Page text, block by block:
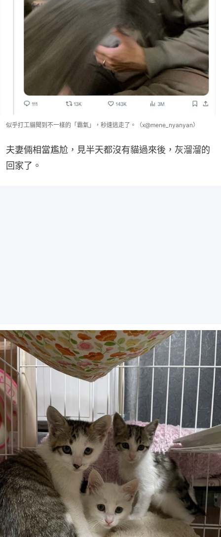
似乎打工貓聞到不一樣的「霸氣」，秒速逃走了。（x@mene_nyanyan）
夫妻倆相當尷尬，見半天都沒有貓過來後，灰溜溜的
回家了。